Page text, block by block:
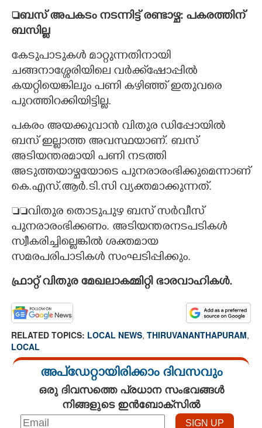
ബസ് അപകടം നടന്നിട്ട് രണ്ടാഴ്ച: പകരത്തിന്
ബസില്ല
കേടുപാടുകൾ മാറ്റുന്നതിനായി
ചങ്ങനാശ്ശേരിയിലെ വർക്ക്ഷോപ്പിൽ
കയറ്റിയെങ്കിലും പണി കഴിഞ്ഞ് ഇതുവരെ
പുറത്തിറക്കിയിട്ടില്ല.
പകരം അയക്കുവാൻ വിതുര ഡിപ്പോയിൽ
ബസ് ഇല്ലാത്ത അവസ്ഥയാണ്. ബസ്
അടിയന്തരമായി പണി നടത്തി
അടുത്തയാഴ്ചയോടെ പുനരാരംഭിക്കുമെന്നാണ്
കെ.എസ്.ആർ.ടി.സി വ്യക്തമാക്കുന്നത്.
വിതുര തൊടുപുഴ ബസ് സർവീസ്
പുനരാരംഭിക്കണം. അടിയന്തരനടപടികൾ
സ്വീകരിച്ചില്ലെങ്കിൽ ശക്തമായ
സമരപരിപാടികൾ സംഘടിപ്പിക്കും.
ഫ്രാറ്റ് വിതുര മേഖലാകമ്മിറ്റി ഭാരവാഹികൾ.
RELATED TOPICS: LOCAL NEWS, THIRUVANANTHAPURAM,
LOCAL
അപ്ഡേറ്റായിരിക്കാം ദിവസവും
ഒരു ദിവസത്തെ പ്രധാന സംഭവങ്ങൾ
നിങ്ങളുടെ ഇൻബോക്സിൽ